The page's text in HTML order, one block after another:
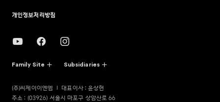
개인정보처리방침
Family Site Subsidiaries
(주)씨제이이엔엠
대표이사 : 윤상현
주소 : (03926) 서울시 마포구 상암산로 66